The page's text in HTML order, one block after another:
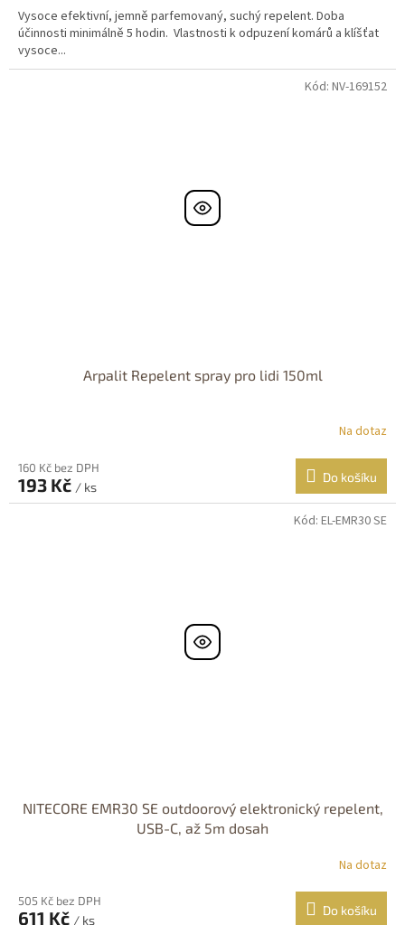
Vysoce efektivní, jemně parfemovaný, suchý repelent. Doba
účinnosti minimálně 5 hodin. Vlastnosti k odpuzení komárů a klíšťat
vysoce...
Arpalit Repelent spray pro lidi 150ml
Na dotaz
160 Kč bez DPH
193 Kč / ks
Do košíku
Kód: NV-169152
NITECORE EMR30 SE outdoorový elektronický repelent,
USB-C, až 5m dosah
Na dotaz
505 Kč bez DPH
611 Kč / ks
Do košíku
Kód: EL-EMR30 SE